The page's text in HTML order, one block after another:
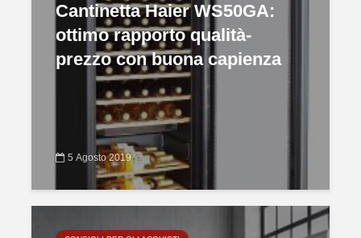
Cantinetta Haier WS50GA:
ottimo rapporto qualità-
prezzo con buona capienza
5 Agosto 2019